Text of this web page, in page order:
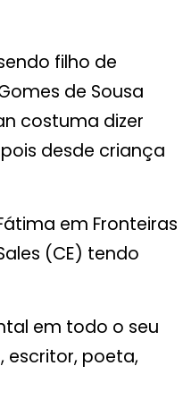
filho de
de Sousa
costuma dizer
desde criança
em Fronteiras
(CE) tendo
em todo o seu
escritor, poeta,